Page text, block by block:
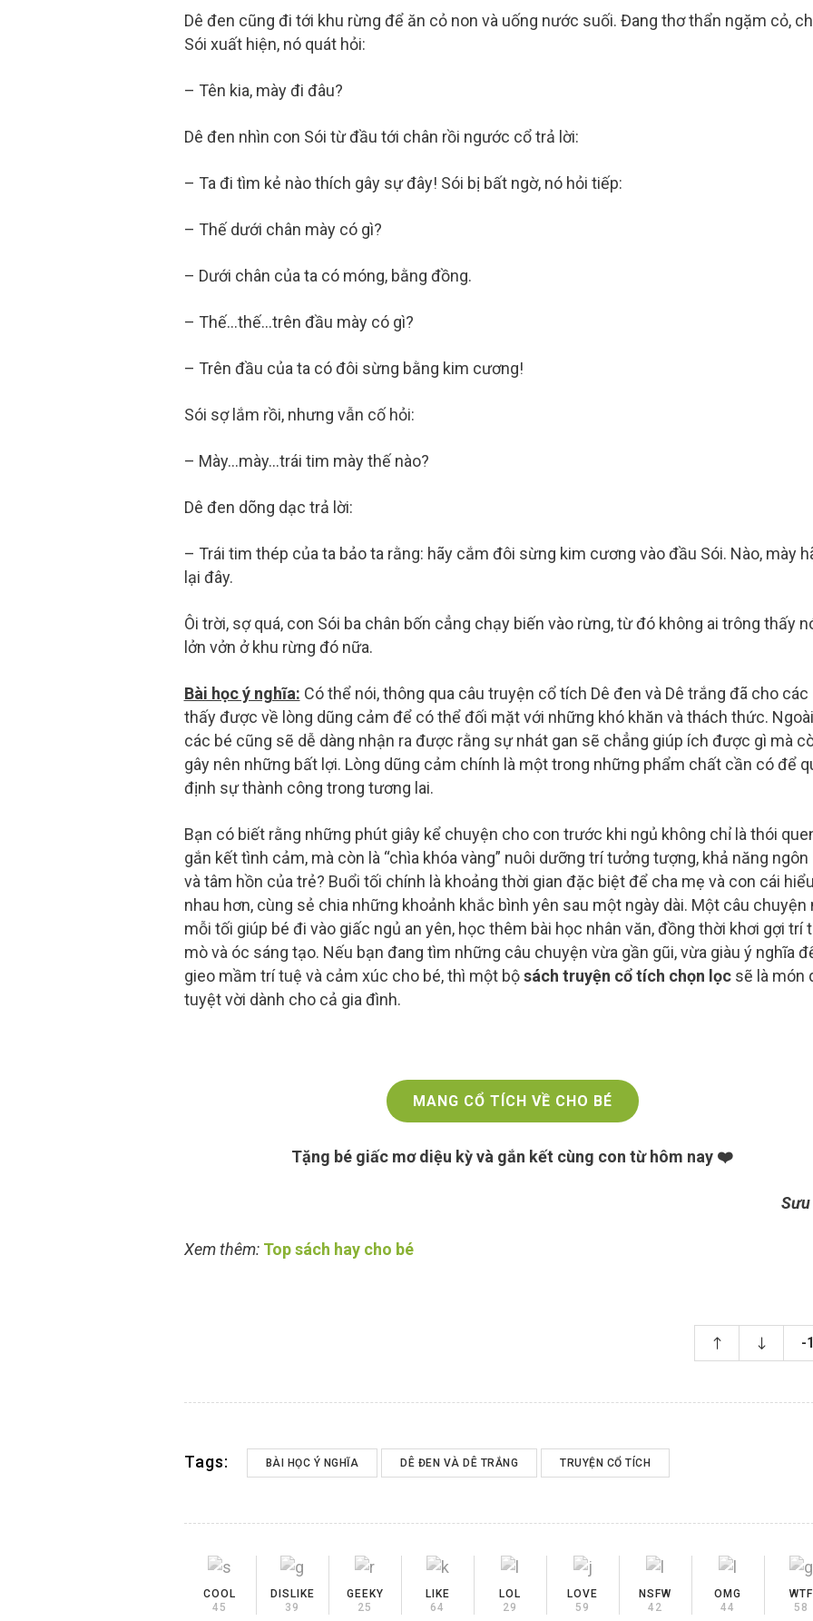
Dê đen cũng đi tới khu rừng để ăn cỏ non và uống nước suối. Đang thơ thẩn ngặm cỏ,
Sói xuất hiện, nó quát hỏi:
– Tên kia, mày đi đâu?
Dê đen nhìn con Sói từ đầu tới chân rồi ngước cổ trả lời:
– Ta đi tìm kẻ nào thích gây sự đây! Sói bị bất ngờ, nó hỏi tiếp:
– Thế dưới chân mày có gì?
– Dưới chân của ta có móng, bằng đồng.
– Thế…thế…trên đầu mày có gì?
– Trên đầu của ta có đôi sừng bằng kim cương!
Sói sợ lắm rồi, nhưng vẫn cố hỏi:
– Mày…mày…trái tim mày thế nào?
Dê đen dõng dạc trả lời:
– Trái tim thép của ta bảo ta rằng: hãy cắm đôi sừng kim cương vào đầu Sói. Nào, mày
lại đây.
Ôi trời, sợ quá, con Sói ba chân bốn cẳng chạy biến vào rừng, từ đó không ai trông thấy
lởn vởn ở khu rừng đó nữa.
Bài học ý nghĩa: Có thể nói, thông qua câu truyện cổ tích Dê đen và Dê trắng đã cho các
thấy được về lòng dũng cảm để có thể đối mặt với những khó khăn và thách thức.
các bé cũng sẽ dễ dàng nhận ra được rằng sự nhát gan sẽ chẳng giúp ích được gì mà
gây nên những bất lợi. Lòng dũng cảm chính là một trong những phẩm chất cần có để
định sự thành công trong tương lai.
Bạn có biết rằng những phút giây kể chuyện cho con trước khi ngủ không chỉ là thói
gắn kết tình cảm, mà còn là “chìa khóa vàng” nuôi dưỡng trí tưởng tượng, khả năng ngôn
và tâm hồn của trẻ? Buổi tối chính là khoảng thời gian đặc biệt để cha mẹ và con cái
nhau hơn, cùng sẻ chia những khoảnh khắc bình yên sau một ngày dài. Một câu chuyện
mỗi tối giúp bé đi vào giấc ngủ an yên, học thêm bài học nhân văn, đồng thời khơi gợi trí
mò và óc sáng tạo. Nếu bạn đang tìm những câu chuyện vừa gần gũi, vừa giàu ý nghĩa
gieo mầm trí tuệ và cảm xúc cho bé, thì một bộsách truyện cổ tích chọn lọcsẽ là món
tuyệt vời dành cho cả gia đình.
MANG CỔ TÍCH VỀ CHO BÉ
Tặng bé giấc mơ diệu kỳ và gắn kết cùng con từ hôm nay ❤️
Xem thêm: Top sách hay cho bé
-
Tags: BÀI HỌC Ý NGHĨA DÊ ĐEN VÀ DÊ TRẮNG TRUYỆN CỔ TÍCH
COOL
45
DISLIKE
39
GEEKY
25
LIKE
64
LOL
29
LOVE
59
NSFW
42
OMG
44
WTF
58